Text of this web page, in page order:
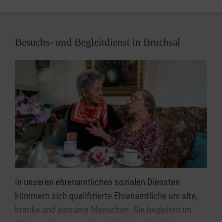
Besuchs- und Begleitdienst in Bruchsal
In unseren ehrenamtlichen sozialen Diensten
kümmern sich qualifizierte Ehrenamtliche um alte,
kranke und einsame Menschen. Sie begleiten im